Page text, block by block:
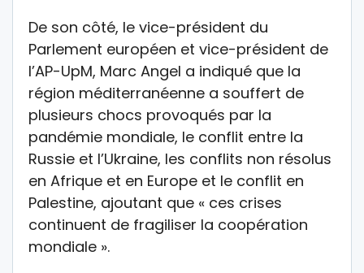
De son côté, le vice-président du
Parlement européen et vice-président de
l’AP-UpM, Marc Angel a indiqué que la
région méditerranéenne a souffert de
plusieurs chocs provoqués par la
pandémie mondiale, le conflit entre la
Russie et l’Ukraine, les conflits non résolus
en Afrique et en Europe et le conflit en
Palestine, ajoutant que « ces crises
continuent de fragiliser la coopération
mondiale ».